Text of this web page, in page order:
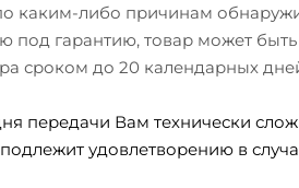
каким-либо причинам
гарантию, товар может быть
сроком до 20 календарных
передачи Вам технически
удовлетворению в